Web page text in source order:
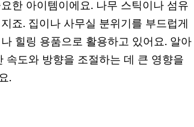
한 아이템이에요. 나무 스틱이나 섬유
죠. 집이나 사무실 분위기를 부드럽게
힐링 용품으로 활용하고 있어요. 알아
속도와 방향을 조절하는 데 큰 영향을
.